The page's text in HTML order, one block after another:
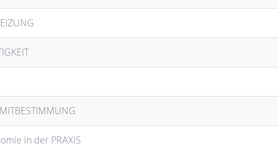
in der PRAXIS